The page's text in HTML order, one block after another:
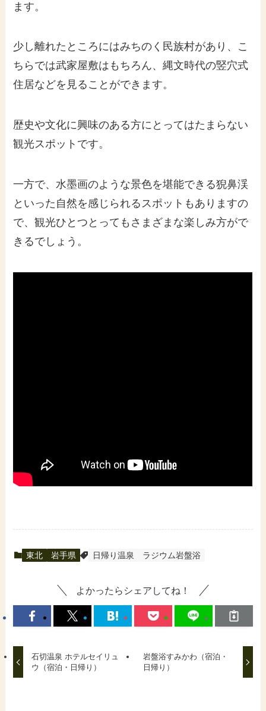
ます。
少し離れたところにはみちのく民族村があり、こ
ちらでは武家屋敷はもちろん、縄文時代の竪穴式
住居などを見ることができます。
歴史や文化に興味のある方にとってはたまらない
観光スポットです。
一方で、水墨画のような景色を堪能できる猊鼻渓
といった自然を感じられるスポットもありますの
で、観光ひとつとってもさまざまな楽しみ方がで
きるでしょう。
東北 岩手県 日帰り温泉 ラジウム岩盤浴
よかったらシェアしてね！
石切温泉 ホテルセイリュ
ウ（宿泊・日帰り）
岩盤浴すみかわ（宿泊・
日帰り）